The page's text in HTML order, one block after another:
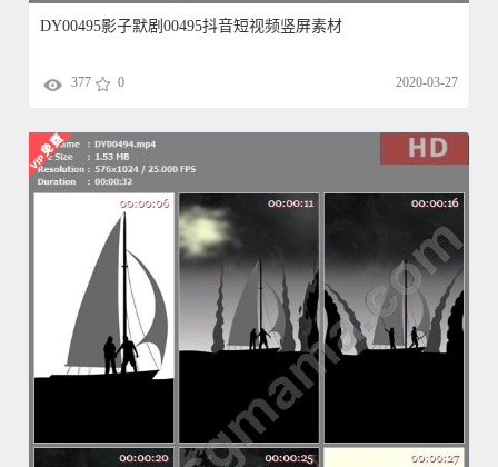
DY00495影子默剧00495抖音短视频竖屏素材
377 0 2020-03-27